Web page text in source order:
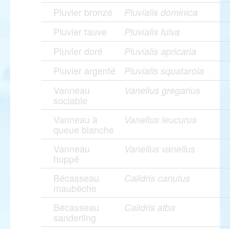
Pluvier bronzé Pluvialis dominica
Pluvier fauve Pluvialis fulva
Pluvier doré Pluvialis apricaria
Pluvier argenté Pluvialis squatarola
Vanneau
sociable
Vanellus gregarius
Vanneau à
queue blanche
Vanellus leucurus
Vanneau
huppé
Vanellus vanellus
Bécasseau
maubèche
Calidris canutus
Bécasseau
sanderling
Calidris alba